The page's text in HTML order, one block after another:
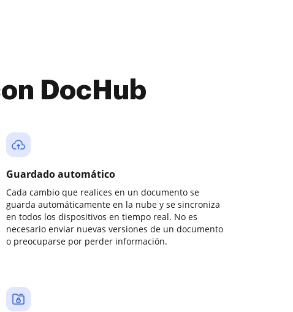
DocHub
Guardado automático
Cada cambio que realices en un documento se
guarda automáticamente en la nube y se sincroniza
en todos los dispositivos en tiempo real. No es
necesario enviar nuevas versiones de un documento
o preocuparse por perder información.